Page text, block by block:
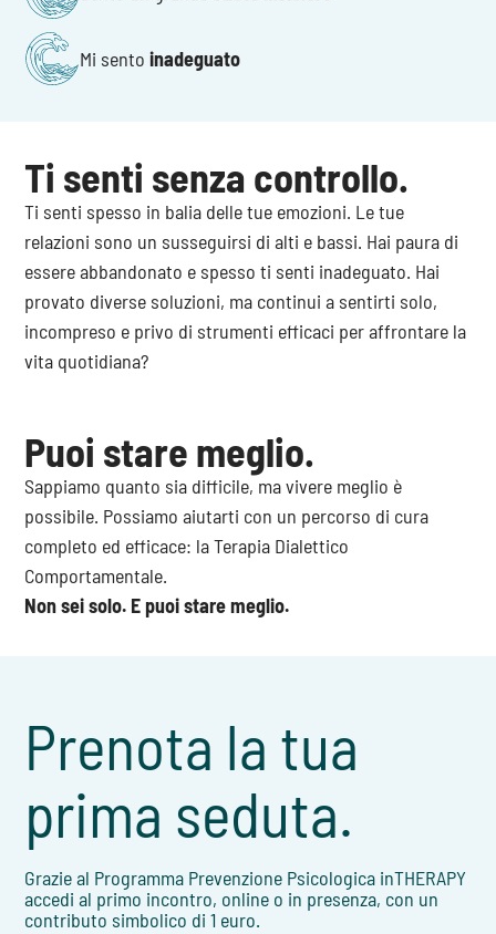
Mi sentoinadeguato
Ti senti senza controllo.
Ti senti spesso in balia delle tue emozioni. Le tue
relazioni sono un susseguirsi di alti e bassi. Hai paura di
essere abbandonato e spesso ti senti inadeguato. Hai
provato diverse soluzioni, ma continui a sentirti solo,
incompreso e privo di strumenti efficaci per affrontare la
vita quotidiana?
Puoi stare meglio.
Sappiamo quanto sia difficile, ma vivere meglio è
possibile. Possiamo aiutarti con un percorso di cura
completo ed efficace: la Terapia Dialettico
Comportamentale.
Non sei solo. E puoi stare meglio.
Prenota la tua
prima seduta.
Grazie al Programma Prevenzione Psicologica inTHERAPY
accedi al primo incontro, online o in presenza, con un
contributo simbolico di 1 euro.